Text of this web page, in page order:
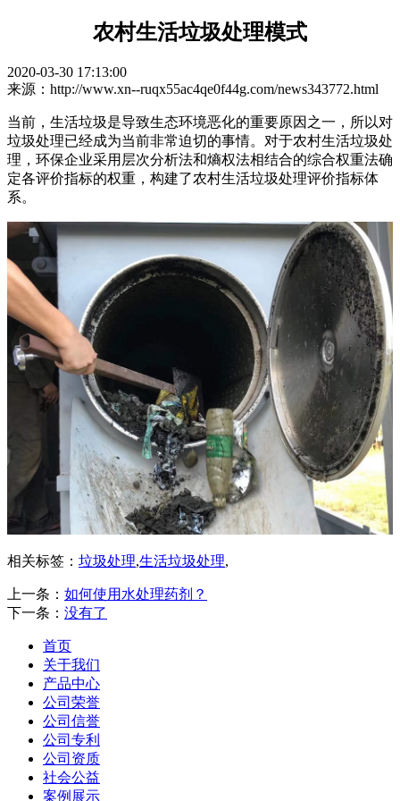
农村生活垃圾处理模式
2020-03-30 17:13:00
来源：http://www.xn--ruqx55ac4qe0f44g.com/news343772.html
当前，生活垃圾是导致生态环境恶化的重要原因之一，所以对
垃圾处理已经成为当前非常迫切的事情。对于农村生活垃圾处
理，环保企业采用层次分析法和熵权法相结合的综合权重法确
定各评价指标的权重，构建了农村生活垃圾处理评价指标体
系。
相关标签： 垃圾处理,生活垃圾处理,
上一条： 如何使用水处理药剂？
下一条： 没有了
首页
关于我们
产品中心
公司荣誉
公司信誉
公司专利
公司资质
社会公益
案例展示